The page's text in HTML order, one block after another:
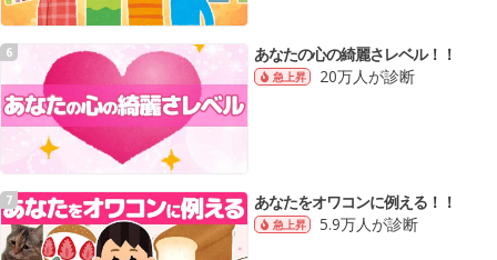
6 あなたの心の綺麗さレベル！！
急上昇 20万人が診断
7 あなたをオワコンに例える！！
急上昇 5.9万人が診断